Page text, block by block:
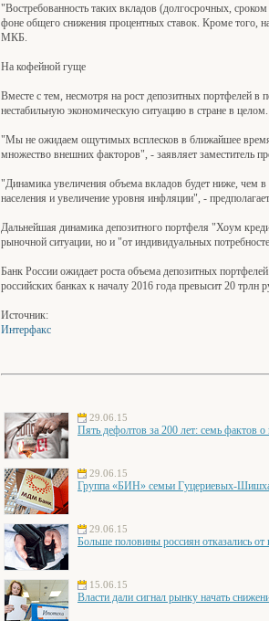
"Востребованность таких вкладов (долгосрочных,
фоне общего снижения процентных ставок. Кроме того,
МКБ.
На кофейной гуще
Вместе с тем, несмотря на рост депозитных портфелей в
нестабильную экономическую ситуацию в стране в целом.
"Мы не ожидаем ощутимых всплесков в ближайшее
множество внешних факторов", - заявляет заместитель
"Динамика увеличения объема вкладов будет ниже, чем
населения и увеличение уровня инфляции", -
Дальнейшая динамика депозитного портфеля "Хоум
рыночной ситуации, но и "от индивидуальных
Банк России ожидает роста объема депозитных
российских банках к началу 2016 года превысит 20 трлн
Источник:
Интерфакс
29.06.15
Пять дефолтов за 200 лет: семь фактов о
29.06.15
Группа «БИН» семьи Гуцериевых-
29.06.15
Больше половины россиян отказались от
15.06.15
Власти дали сигнал рынку начать